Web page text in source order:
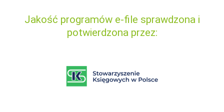
Jakość programów e-file sprawdzona i
potwierdzona przez: